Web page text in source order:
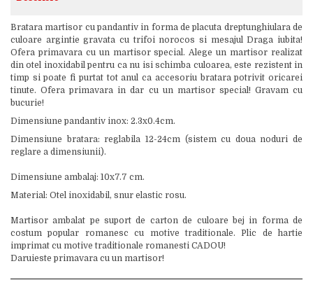
Bratara martisor cu pandantiv in forma de placuta dreptunghiulara de
culoare argintie gravata cu trifoi norocos si mesajul Draga iubita!
Ofera primavara cu un martisor special. Alege un martisor realizat
din otel inoxidabil pentru ca nu isi schimba culoarea, este rezistent in
timp si poate fi purtat tot anul ca accesoriu bratara potrivit oricarei
tinute. Ofera primavara in dar cu un martisor special! Gravam cu
bucurie!
Dimensiune pandantiv inox: 2.3x0.4cm.
Dimensiune bratara: reglabila 12-24cm (sistem cu doua noduri de
reglare a dimensiunii).
Dimensiune ambalaj: 10x7.7 cm.
Material: Otel inoxidabil, snur elastic rosu.
Martisor ambalat pe suport de carton de culoare bej in forma de
costum popular romanesc cu motive traditionale. Plic de hartie
imprimat cu motive traditionale romanesti CADOU!
Daruieste primavara cu un martisor!